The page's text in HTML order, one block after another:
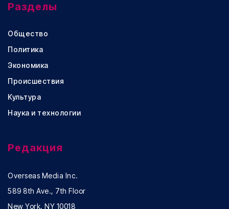
Разделы
Общество
Политика
Экономика
Происшествия
Культура
Наука и технологии
Редакция
Overseas Media Inc.
589 8th Ave., 7th Floor
New York, NY 10018